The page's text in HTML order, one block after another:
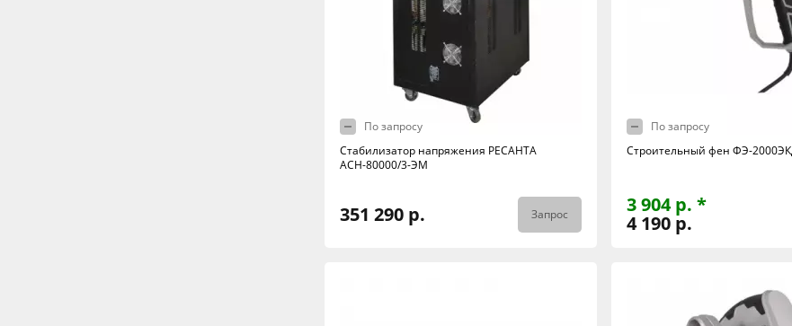
По запросу
Стабилизатор напряжения РЕСАНТА
АСН-80000/3-ЭМ
351 290 р. Запрос
По запросу
Строительный фен ФЭ-
3 904 р. *
4 190 р.